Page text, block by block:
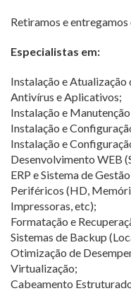
Retiramos e
Especialistas em:
Instalação e
Antivírus e Aplicativos;
Instalação e
Instalação e
Instalação e
Desenvolvimento WEB
ERP e Sistema de
Periféricos (HD,
Impressoras, etc);
Formatação e
Sistemas de Backup
Otimização de
Virtualização;
Cabeamento